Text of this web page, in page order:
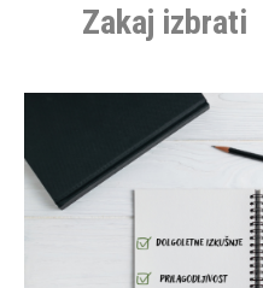
Zakaj izbrati